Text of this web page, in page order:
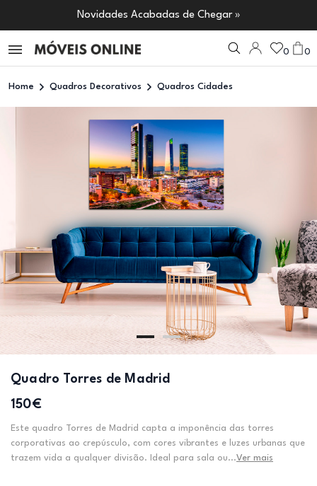
Novidades Acabadas de Chegar »
0 0
Home Quadros Decorativos Quadros Cidades
Quadro Torres de Madrid
150€
Este quadro Torres de Madrid capta a imponência das torres
corporativas ao crepúsculo, com cores vibrantes e luzes urbanas que
trazem vida a qualquer divisão. Ideal para sala ou...Ver mais